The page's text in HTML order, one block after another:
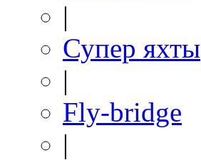
|
Супер яхты
|
Fly-bridge
|